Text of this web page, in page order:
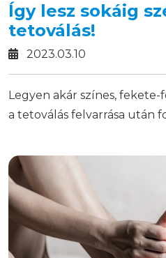
Így lesz sokáig
tetoválás!
2023.03.10
Legyen akár színes, fekete-
a tetoválás felvarrása után